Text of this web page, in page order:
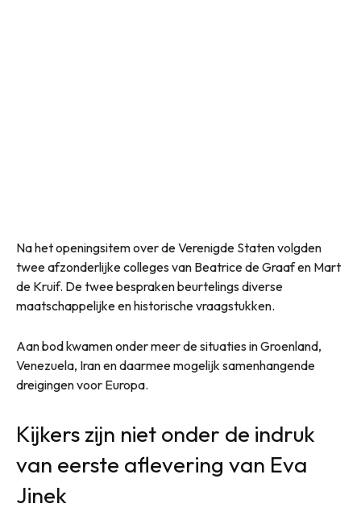
Na het openingsitem over de Verenigde Staten volgden
twee afzonderlijke colleges van Beatrice de Graaf en Mart
de Kruif. De twee bespraken beurtelings diverse
maatschappelijke en historische vraagstukken.
Aan bod kwamen onder meer de situaties in Groenland,
Venezuela, Iran en daarmee mogelijk samenhangende
dreigingen voor Europa.
Kijkers zijn niet onder de indruk
van eerste aflevering van Eva
Jinek